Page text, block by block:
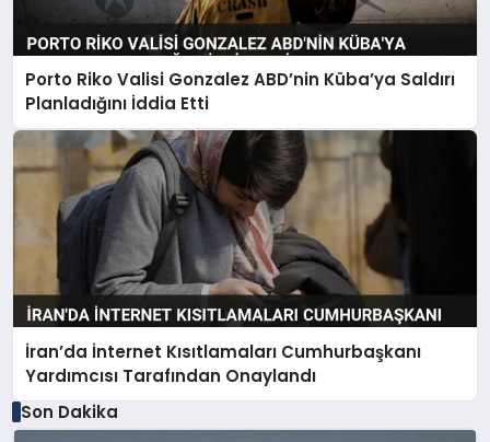
Porto Riko Valisi Gonzalez ABD’nin Küba’ya Saldırı
Planladığını İddia Etti
İran’da İnternet Kısıtlamaları Cumhurbaşkanı
Yardımcısı Tarafından Onaylandı
Son Dakika